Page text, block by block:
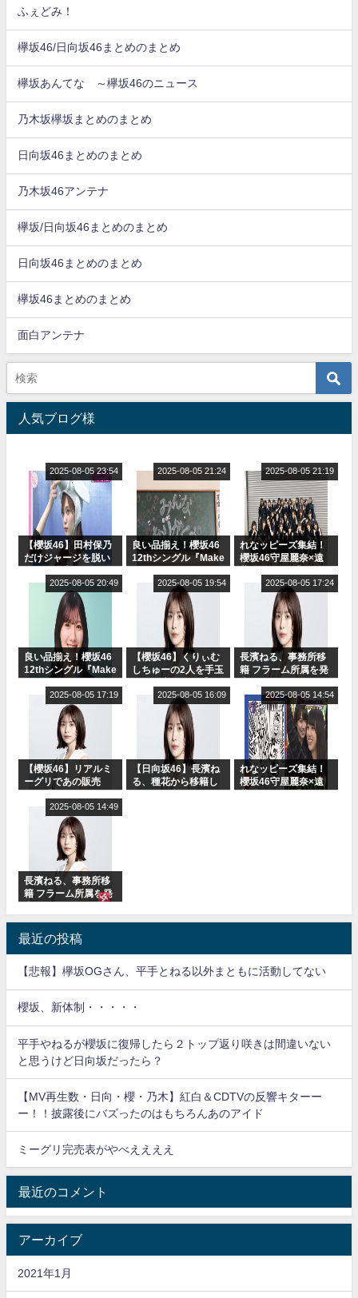
ふぇどみ！
欅坂46/日向坂46まとめのまとめ
欅坂あんてな ～欅坂46のニュース
乃木坂欅坂まとめのまとめ
日向坂46まとめのまとめ
乃木坂46アンテナ
欅坂/日向坂46まとめのまとめ
日向坂46まとめのまとめ
欅坂46まとめのまとめ
面白アンテナ
人気ブログ様
【櫻坂46】田村保乃
だけジャージを脱い
2025-08-05 23:54
良い品揃え！櫻坂46
12thシングル『Make
ャルグッズ絶賛販売
2025-08-05 21:24
れなッピーズ集結！
櫻坂46守屋麗奈×遠
ット！」水曜スタジ
オ出演決定
2025-08-05 21:19
良い品揃え！櫻坂46
12thシングル『Make
ャルグッズ絶賛販売
2025-08-05 20:49
【櫻坂46】くりぃむ
しちゅーの2人を手玉
りぃむナンタラ】
2025-08-05 19:54
長濱ねる、事務所移
籍 フラーム所属を発
2025-08-05 17:24
【櫻坂46】リアルミ
ーグリであの販売
Break』オフィシャ
ルグッズ解禁
2025-08-05 17:19
【日向坂46】長濱ね
る、種花から移籍し
2025-08-05 16:09
れなッピーズ集結！
櫻坂46守屋麗奈×遠
2025-08-05 14:54
長濱ねる、事務所移
籍 フラーム所属を発
2025-08-05 14:49
最近の投稿
【悲報】欅坂OGさん、平手とねる以外まともに活動してない
櫻坂、新体制・・・・・
平手やねるが櫻坂に復帰したら２トップ返り咲きは間違いない
と思うけど日向坂だったら？
【MV再生数・日向・櫻・乃木】紅白＆CDTVの反響キターー
ー！！披露後にバズったのはもちろんあのアイド
ミーグリ完売表がやべええええ
最近のコメント
アーカイブ
2021年1月